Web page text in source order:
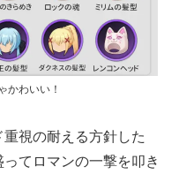
かわいい！
視の耐える方針した
てロマンの一撃を叩き